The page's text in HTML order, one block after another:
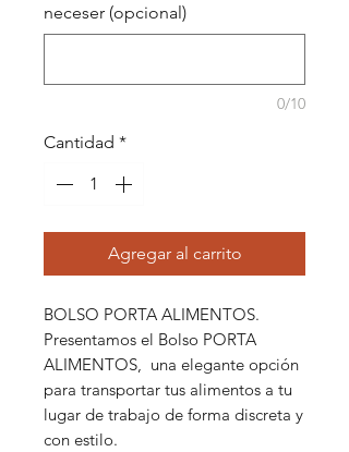
neceser (opcional)
0/10
Cantidad *
Agregar al carrito
BOLSO PORTA ALIMENTOS.
Presentamos el Bolso PORTA
ALIMENTOS, una elegante opción
para transportar tus alimentos a tu
lugar de trabajo de forma discreta y
con estilo.